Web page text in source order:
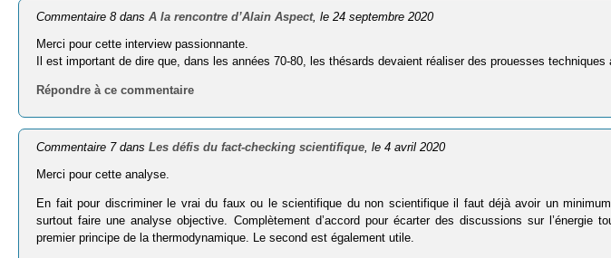
Commentaire 8 dansA la rencontre d’Alain Aspect, le 24 septembre 2020
Merci pour cette interview passionnante.
Il est important de dire que, dans les années 70-80, les thésards devaient réaliser des prouesses techniques
Répondre à ce commentaire
Commentaire 7 dansLes défis du fact-checking scientifique, le 4 avril 2020
Merci pour cette analyse.
En fait pour discriminer le vrai du faux ou le scientifique du non scientifique il faut déjà avoir un
surtout faire une analyse objective. Complètement d’accord pour écarter des discussions sur l’énergie
premier principe de la thermodynamique. Le second est également utile.